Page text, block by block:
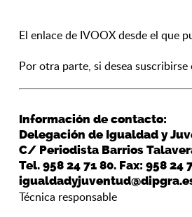
El enlace de IVOOX desde el que
Por otra parte, si desea suscribirse
Información de contacto:
Delegación de Igualdad y
C/ Periodista Barrios
Tel. 958 24 71 80. Fax: 958 24
Técnica responsable